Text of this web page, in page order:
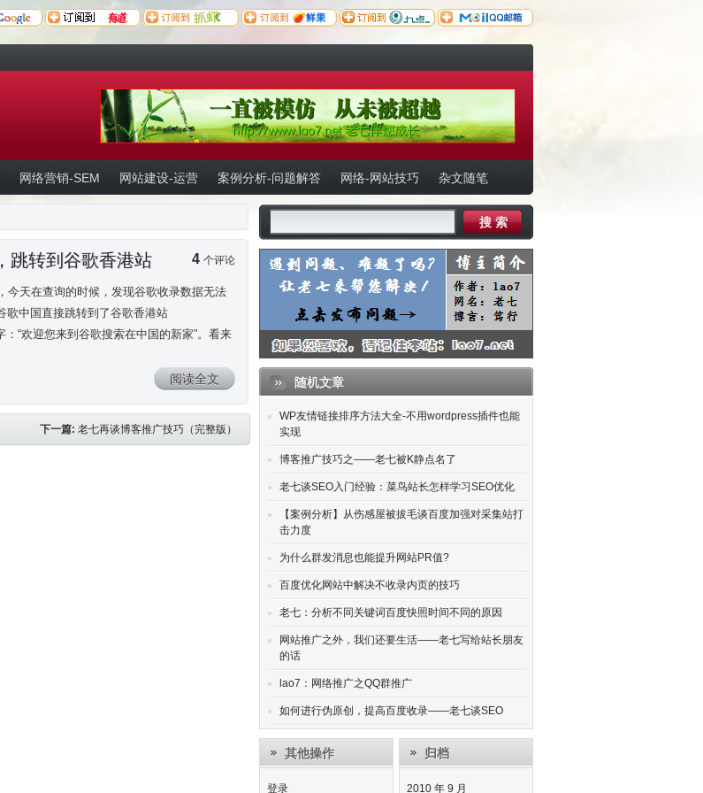
$page_sort in /www/wwwroot/lao7.net/wp-content/themes/WPINK_P/header.phpon line
$pages_to_exclude in/www/wwwroot/lao7.net/wp-content/themes/WPINK_P/header.phpon line120
订阅本博 内页链接 网络推广工具
网络营销-SEM 网站建设-运营 案例分析-问题解答 网络-网站技巧 杂文随笔
跳转到谷歌香港站 4 个评论
今天在查询的时候，发现谷歌收录数据无法
歌中国直接跳转到了谷歌香港站
“欢迎您来到谷歌搜索在中国的新家”。看来
阅读全文
下一篇: 老七再谈博客推广技巧（完整版）
随机文章
WP友情链接排序方法大全-不用wordpress插件也能
实现
博客推广技巧之——老七被K静点名了
老七谈SEO入门经验：菜鸟站长怎样学习SEO优化
【案例分析】从伤感屋被拔毛谈百度加强对采集站打
击力度
为什么群发消息也能提升网站PR值?
百度优化网站中解决不收录内页的技巧
老七：分析不同关键词百度快照时间不同的原因
网站推广之外，我们还要生活——老七写给站长朋友
的话
lao7：网络推广之QQ群推广
如何进行伪原创，提高百度收录——老七谈SEO
其他操作
登录
归档
2010 年 9 月